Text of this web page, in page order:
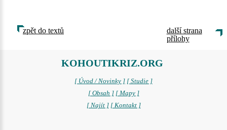
zpět do textů
další strana
přílohy
KOHOUTIKRIZ.ORG
[ Úvod / Novinky ] [ Studie ]
[ Obsah ] [ Mapy ]
[ Najít ] [ Kontakt ]